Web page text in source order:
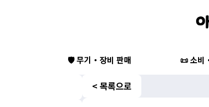
🛡️ 무기・장비 판매 📜 소비
< 목록으로